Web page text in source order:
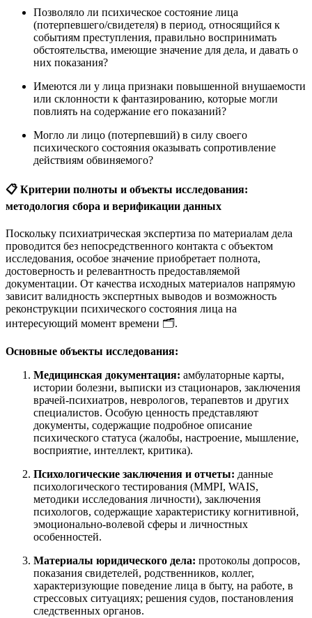
Позволяло ли психическое состояние лица
(потерпевшего/свидетеля) в период, относящийся к
событиям преступления, правильно воспринимать
обстоятельства, имеющие значение для дела, и давать о
них показания?
Имеются ли у лица признаки повышенной внушаемости
или склонности к фантазированию, которые могли
повлиять на содержание его показаний?
Могло ли лицо (потерпевший) в силу своего
психического состояния оказывать сопротивление
действиям обвиняемого?
📋 Критерии полноты и объекты исследования:
методология сбора и верификации данных
Поскольку психиатрическая экспертиза по материалам дела
проводится без непосредственного контакта с объектом
исследования, особое значение приобретает полнота,
достоверность и релевантность предоставляемой
документации. От качества исходных материалов напрямую
зависит валидность экспертных выводов и возможность
реконструкции психического состояния лица на
интересующий момент времени 🗂️.
Основные объекты исследования:
Медицинская документация: амбулаторные карты,
истории болезни, выписки из стационаров, заключения
врачей-психиатров, неврологов, терапевтов и других
специалистов. Особую ценность представляют
документы, содержащие подробное описание
психического статуса (жалобы, настроение, мышление,
восприятие, интеллект, критика).
Психологические заключения и отчеты: данные
психологического тестирования (MMPI, WAIS,
методики исследования личности), заключения
психологов, содержащие характеристику когнитивной,
эмоционально-волевой сферы и личностных
особенностей.
Материалы юридического дела: протоколы допросов,
показания свидетелей, родственников, коллег,
характеризующие поведение лица в быту, на работе, в
стрессовых ситуациях; решения судов, постановления
следственных органов.